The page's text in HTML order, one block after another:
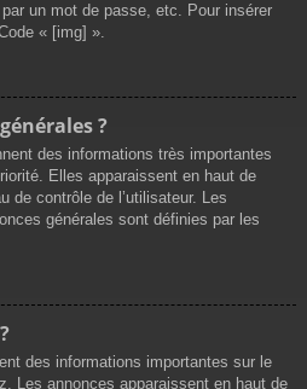
un mot de passe, etc. Pour insérer
« [img] ».
?
des informations très importantes
Elles apparaissent en haut de
de contrôle de l’utilisateur. Les
générales sont définies par les
des informations importantes sur le
Les annonces apparaissent en haut de